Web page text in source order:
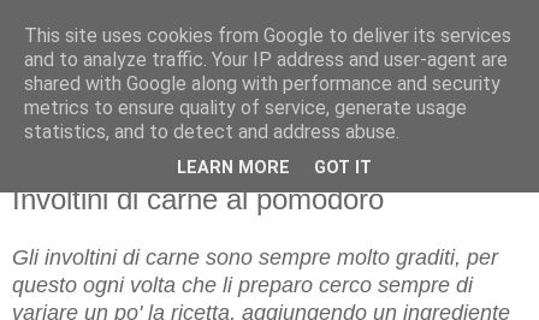
domenica 25 settembre 2011
Involtini di carne al pomodoro
Gli involtini di carne sono sempre molto graditi, per
questo ogni volta che li preparo cerco sempre di
variare un po' la ricetta, aggiungendo un ingrediente
This site uses cookies from Google to deliver its services
and to analyze traffic. Your IP address and user-agent are
shared with Google along with performance and security
metrics to ensure quality of service, generate usage
statistics, and to detect and address abuse.
LEARN MORE GOT IT